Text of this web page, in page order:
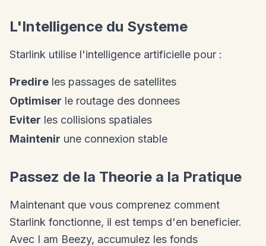
L'Intelligence du Systeme
Starlink utilise l'intelligence artificielle pour :
Predire les passages de satellites
Optimiser le routage des donnees
Eviter les collisions spatiales
Maintenir une connexion stable
Passez de la Theorie a la Pratique
Maintenant que vous comprenez comment
Starlink fonctionne, il est temps d'en beneficier.
Avec I am Beezy, accumulez les fonds